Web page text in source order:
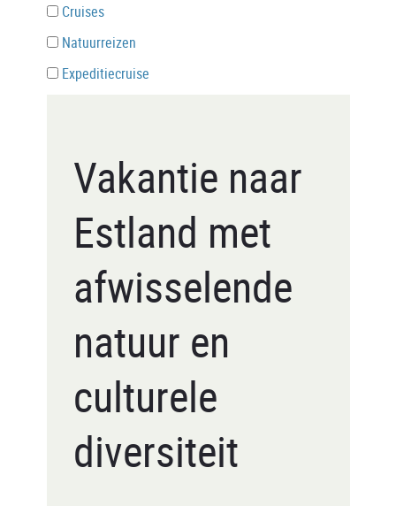
Cruises
Natuurreizen
Expeditiecruise
Vakantie naar
Estland met
afwisselende
natuur en
culturele
diversiteit